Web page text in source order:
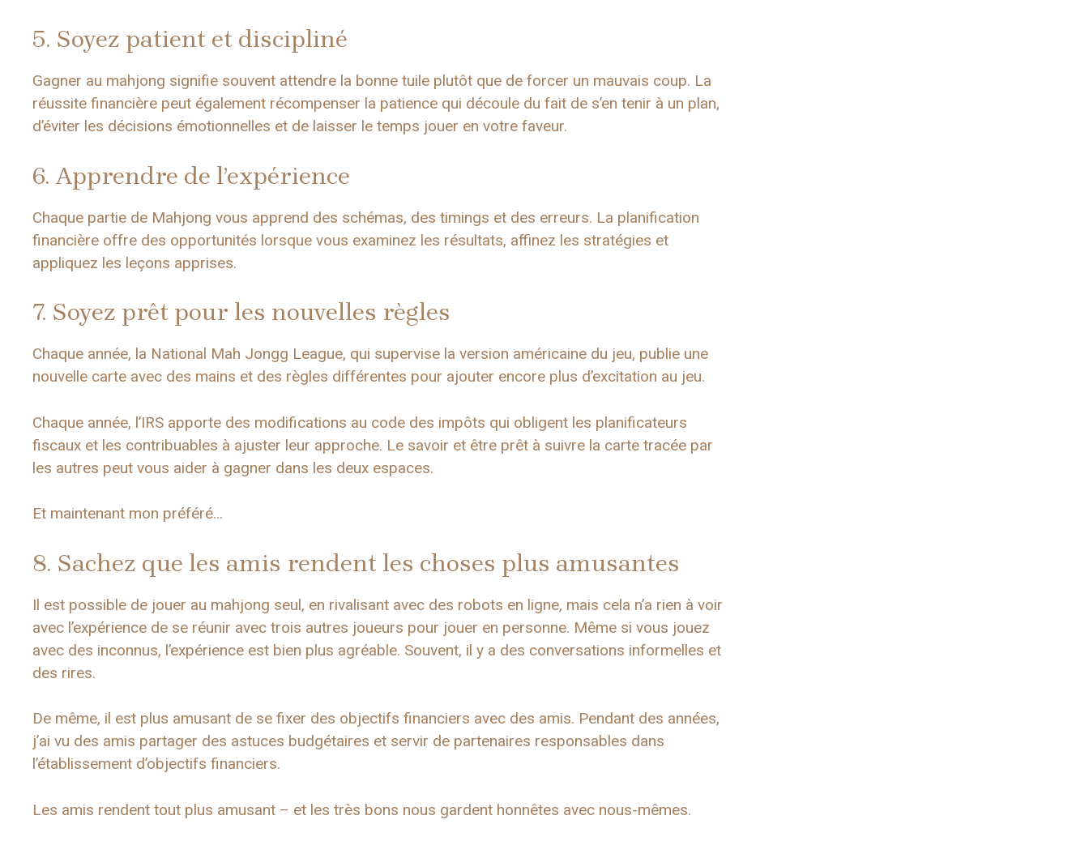
5. Soyez patient et discipliné
Gagner au mahjong signifie souvent attendre la bonne tuile plutôt que de forcer un mauvais coup. La
réussite financière peut également récompenser la patience qui découle du fait de s’en tenir à un plan,
d’éviter les décisions émotionnelles et de laisser le temps jouer en votre faveur.
6. Apprendre de l’expérience
Chaque partie de Mahjong vous apprend des schémas, des timings et des erreurs. La planification
financière offre des opportunités lorsque vous examinez les résultats, affinez les stratégies et
appliquez les leçons apprises.
7. Soyez prêt pour les nouvelles règles
Chaque année, la National Mah Jongg League, qui supervise la version américaine du jeu, publie une
nouvelle carte avec des mains et des règles différentes pour ajouter encore plus d’excitation au jeu.
Chaque année, l’IRS apporte des modifications au code des impôts qui obligent les planificateurs
fiscaux et les contribuables à ajuster leur approche. Le savoir et être prêt à suivre la carte tracée par
les autres peut vous aider à gagner dans les deux espaces.
Et maintenant mon préféré…
8. Sachez que les amis rendent les choses plus amusantes
Il est possible de jouer au mahjong seul, en rivalisant avec des robots en ligne, mais cela n’a rien à voir
avec l’expérience de se réunir avec trois autres joueurs pour jouer en personne. Même si vous jouez
avec des inconnus, l’expérience est bien plus agréable. Souvent, il y a des conversations informelles et
des rires.
De même, il est plus amusant de se fixer des objectifs financiers avec des amis. Pendant des années,
j’ai vu des amis partager des astuces budgétaires et servir de partenaires responsables dans
l’établissement d’objectifs financiers.
Les amis rendent tout plus amusant – et les très bons nous gardent honnêtes avec nous-mêmes.